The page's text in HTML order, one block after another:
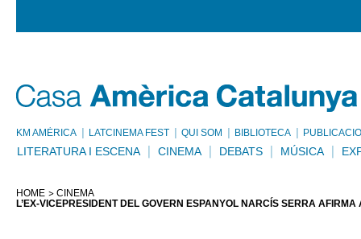
KM AMÈRICA LATCINEMA FEST QUI SOM BIBLIOTECA
LITERATURA I ESCENA CINEMA DEBATS MÚSICA
HOME
CINEMA
L’EX-VICEPRESIDENT DEL GOVERN ESPANYOL NARCÍS SERRA